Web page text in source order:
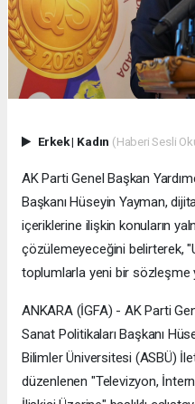
Erkek| Kadın (Haberi Sesli
AK Parti Genel Başkan
Başkanı Hüseyin Yayman,
içeriklerine ilişkin konuların
çözülemeyeceğini belirterek,
toplumlarla yeni bir sözleşme
ANKARA (İGFA) - AK Parti
Sanat Politikaları Başkanı
Bilimler Üniversitesi (ASBÜ)
düzenlenen "Televizyon,